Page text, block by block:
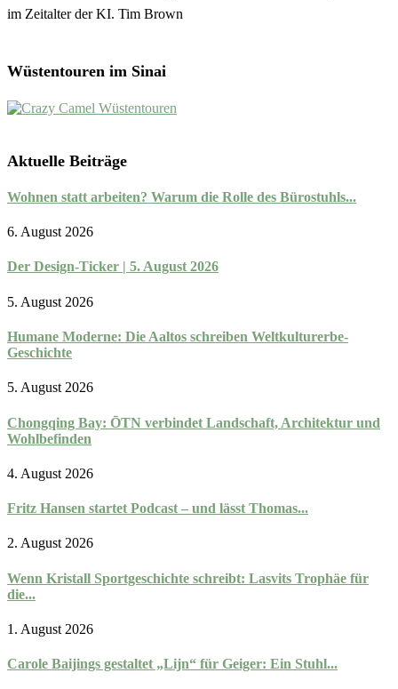
im Zeitalter der KI. Tim Brown
Wüstentouren im Sinai
Aktuelle Beiträge
Wohnen statt arbeiten? Warum die Rolle des Bürostuhls...
6. August 2026
Der Design-Ticker | 5. August 2026
5. August 2026
Humane Moderne: Die Aaltos schreiben Weltkulturerbe-
Geschichte
5. August 2026
Chongqing Bay: ŌTN verbindet Landschaft, Architektur und
Wohlbefinden
4. August 2026
Fritz Hansen startet Podcast – und lässt Thomas...
2. August 2026
Wenn Kristall Sportgeschichte schreibt: Lasvits Trophäe für
die...
1. August 2026
Carole Baijings gestaltet „Lijn“ für Geiger: Ein Stuhl...